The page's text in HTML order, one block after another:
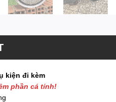
kiện đi kèm
phần cá tính!